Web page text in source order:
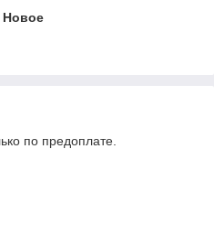
Новое
по предоплате.